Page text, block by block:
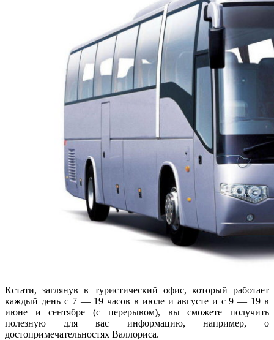
Кстати, заглянув в туристический офис, который работает
каждый день с 7 — 19 часов в июле и августе и с 9 — 19 в
июне и сентябре (с перерывом), вы сможете получить
полезную для вас информацию, например, о
достопримечательностях Валлориса.